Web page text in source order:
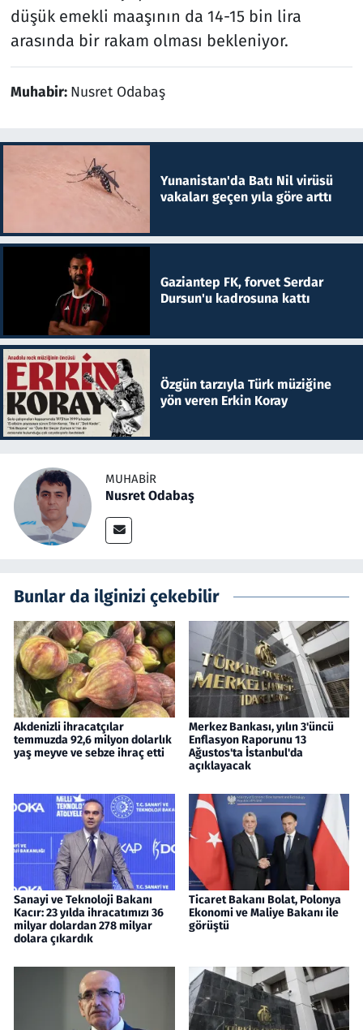
düşük emekli maaşının da 14-15 bin lira
arasında bir rakam olması bekleniyor.
Muhabir: Nusret Odabaş
Yunanistan'da Batı Nil virüsü
vakaları geçen yıla göre arttı
Gaziantep FK, forvet Serdar
Dursun'u kadrosuna kattı
Özgün tarzıyla Türk müziğine
yön veren Erkin Koray
MUHABIR
Nusret Odabaş
Bunlar da ilginizi çekebilir
Akdenizli ihracatçılar
temmuzda 92,6 milyon dolarlık
yaş meyve ve sebze ihraç etti
Merkez Bankası, yılın 3'üncü
Enflasyon Raporunu 13
Ağustos'ta İstanbul'da
açıklayacak
Sanayi ve Teknoloji Bakanı
Kacır: 23 yılda ihracatımızı 36
milyar dolardan 278 milyar
dolara çıkardık
Ticaret Bakanı Bolat, Polonya
Ekonomi ve Maliye Bakanı ile
görüştü